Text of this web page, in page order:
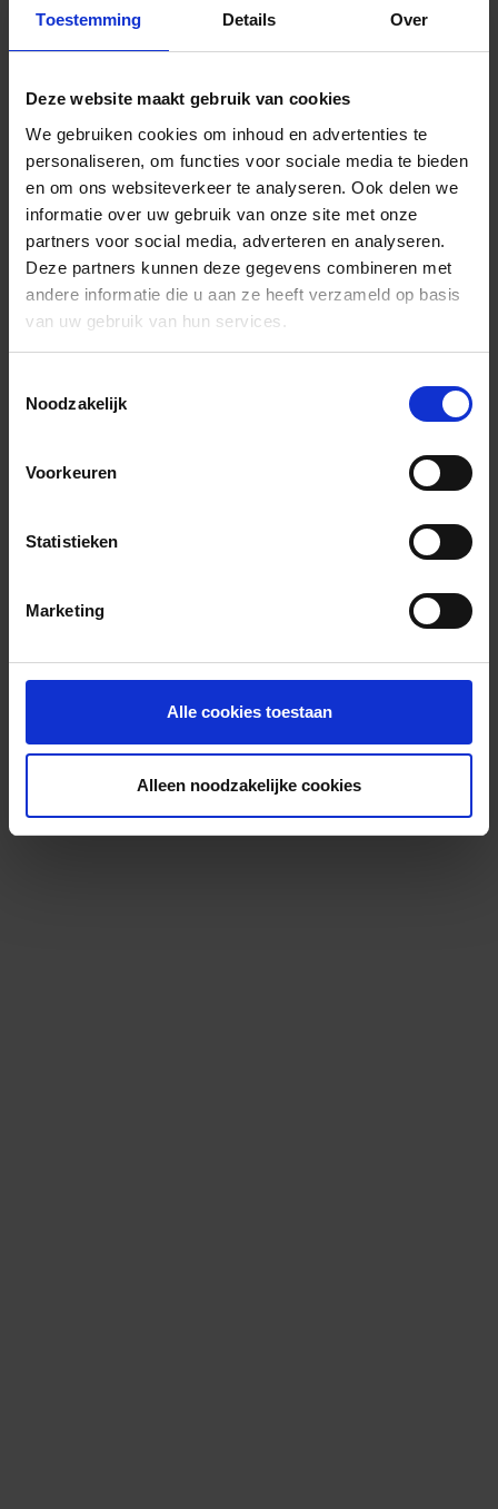
Toestemming Details Over
Deze website maakt gebruik van cookies
We gebruiken cookies om inhoud en advertenties te
personaliseren, om functies voor sociale media te bieden
en om ons websiteverkeer te analyseren. Ook delen we
informatie over uw gebruik van onze site met onze
partners voor social media, adverteren en analyseren.
Deze partners kunnen deze gegevens combineren met
andere informatie die u aan ze heeft verzameld op basis
van uw gebruik van hun services.
Noodzakelijk
Voorkeuren
Statistieken
Marketing
Alle cookies toestaan
Alleen noodzakelijke cookies